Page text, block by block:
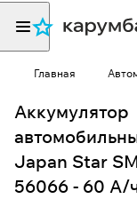
Главная
Аккумулятор
Japan Star
56066 - 60 А/